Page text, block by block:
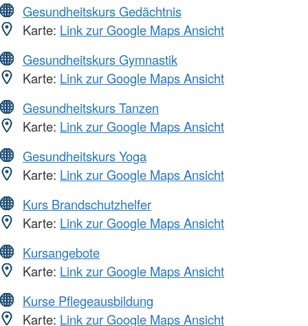
Gesundheitskurs Gedächtnis
Karte: Link zur Google Maps Ansicht
Gesundheitskurs Gymnastik
Karte: Link zur Google Maps Ansicht
Gesundheitskurs Tanzen
Karte: Link zur Google Maps Ansicht
Gesundheitskurs Yoga
Karte: Link zur Google Maps Ansicht
Kurs Brandschutzhelfer
Karte: Link zur Google Maps Ansicht
Kursangebote
Karte: Link zur Google Maps Ansicht
Kurse Pflegeausbildung
Karte: Link zur Google Maps Ansicht